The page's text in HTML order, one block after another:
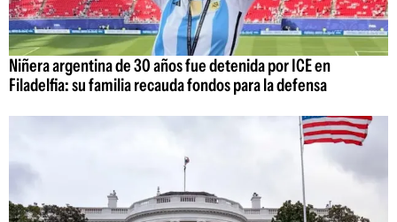
Niñera argentina de 30 años fue detenida por ICE en
Filadelfia: su familia recauda fondos para la defensa